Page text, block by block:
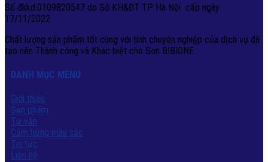
Số đkkd:0109820547 do Sở KH&ĐT TP Hà Nội cấp ngày
17/11/2022
Chất lượng sản phẩm tốt cùng với tính chuyên nghiệp của dịch vụ đã
tạo nên Thành công và Khác biệt cho Sơn BIBIONE
DANH MỤC MENU
Giới thiệu
Sản phẩm
Tư vấn
Cảm hứng màu sắc
Tin tức
Liên hệ